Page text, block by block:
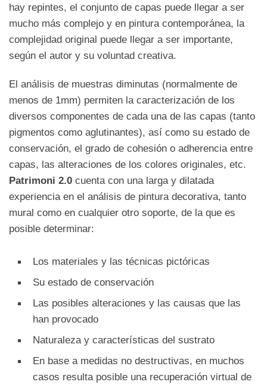
hay repintes, el conjunto de capas puede llegar a ser
mucho más complejo y en pintura contemporánea, la
complejidad original puede llegar a ser importante,
según el autor y su voluntad creativa.
El análisis de muestras diminutas (normalmente de
menos de 1mm) permiten la caracterización de los
diversos componentes de cada una de las capas (tanto
pigmentos como aglutinantes), así como su estado de
conservación, el grado de cohesión o adherencia entre
capas, las alteraciones de los colores originales, etc.
Patrimoni 2.0 cuenta con una larga y dilatada
experiencia en el análisis de pintura decorativa, tanto
mural como en cualquier otro soporte, de la que es
posible determinar:
Los materiales y las técnicas pictóricas
Su estado de conservación
Las posibles alteraciones y las causas que las
han provocado
Naturaleza y características del sustrato
En base a medidas no destructivas, en muchos
casos resulta posible una recuperación virtual de